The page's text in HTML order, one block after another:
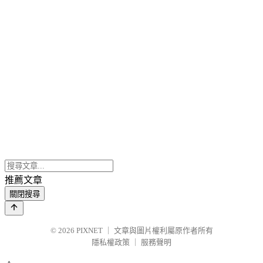
推薦文章
關閉搜尋
© 2026 PIXNET
文章與圖片權利屬原作者所有
隱私權政策
服務聲明